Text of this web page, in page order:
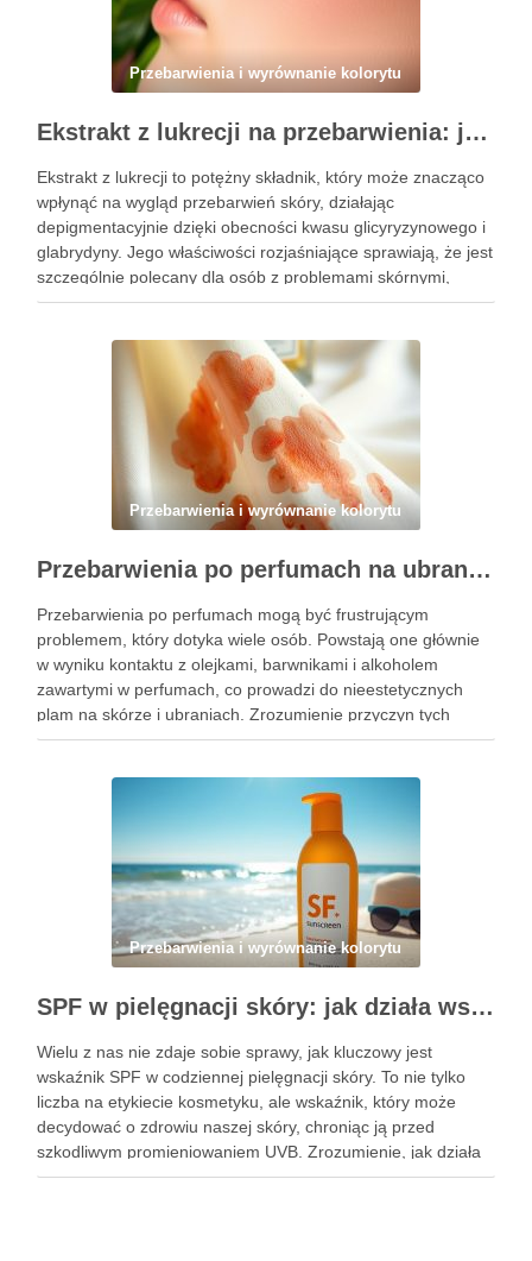
Przebarwienia i wyrównanie kolorytu
Ekstrakt z lukrecji na przebarwienia: jak działa i kiedy warto go stosować w pielęgnacji skóry
Ekstrakt z lukrecji to potężny składnik, który może znacząco
wpłynąć na wygląd przebarwień skóry, działając
depigmentacyjnie dzięki obecności kwasu glicyryzynowego i
glabrydyny. Jego właściwości rozjaśniające sprawiają, że jest
szczególnie polecany dla osób z problemami skórnymi,
takimi jak przebarwienia czy zmiany potrądzikowe. Warto
Przebarwienia i wyrównanie kolorytu
Przebarwienia po perfumach na ubraniach i skórze: przyczyny, usuwanie i zapobieganie błędom
Przebarwienia po perfumach mogą być frustrującym
problemem, który dotyka wiele osób. Powstają one głównie
w wyniku kontaktu z olejkami, barwnikami i alkoholem
zawartymi w perfumach, co prowadzi do nieestetycznych
plam na skórze i ubraniach. Zrozumienie przyczyn tych
przebarwień jest kluczowe, aby skutecznie im zapobiegać i
Przebarwienia i wyrównanie kolorytu
SPF w pielęgnacji skóry: jak działa wskaźnik ochrony i kiedy naprawdę ma znaczenie
Wielu z nas nie zdaje sobie sprawy, jak kluczowy jest
wskaźnik SPF w codziennej pielęgnacji skóry. To nie tylko
liczba na etykiecie kosmetyku, ale wskaźnik, który może
decydować o zdrowiu naszej skóry, chroniąc ją przed
szkodliwym promieniowaniem UVB. Zrozumienie, jak działa
SPF i kiedy jest szczególnie istotny, pozwala uniknąć wielu …